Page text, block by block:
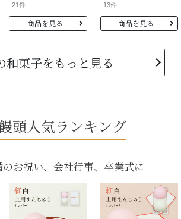
21件
商品を見る
13件
商品を見る
和菓子をもっと見る
頭人気ランキング
お祝い、会社行事、卒業式に